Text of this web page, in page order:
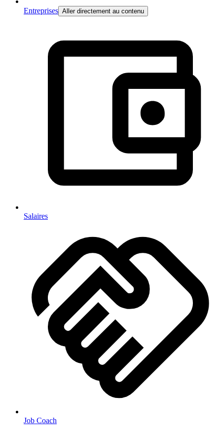
Entreprises Aller directement au contenu
Salaires
Job Coach